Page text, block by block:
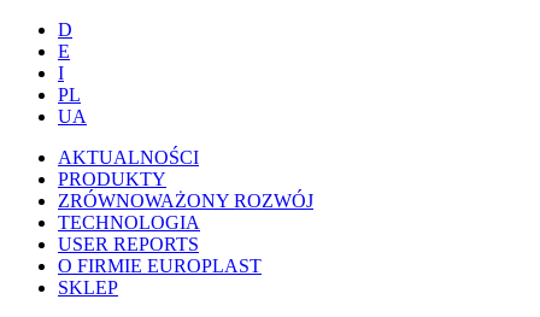
D
E
I
PL
UA
AKTUALNOŚCI
PRODUKTY
ZRÓWNOWAŻONY ROZWÓJ
TECHNOLOGIA
USER REPORTS
O FIRMIE EUROPLAST
SKLEP